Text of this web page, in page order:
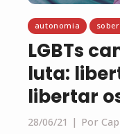
autonomia
LGBTs
luta:
libertar
28/06/21 Por